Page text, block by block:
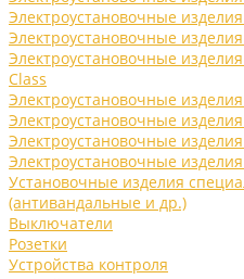
Электроустановочные
Электроустановочные
Электроустановочные
Class
Электроустановочные
Электроустановочные
Электроустановочные
Электроустановочные
Установочные изделия
(антивандальные и др.)
Выключатели
Розетки
Устройства контроля